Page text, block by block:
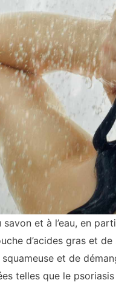
et à l’eau, en
d’acides gras et
squameuse et de
telles que le psoriasis